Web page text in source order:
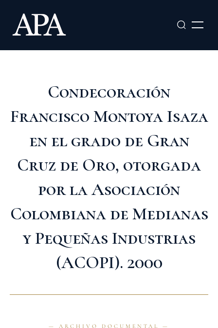
contenido
Condecoración
Francisco Montoya Isaza
en el grado de Gran
Cruz de Oro, otorgada
por la Asociación
Colombiana de Medianas
y Pequeñas Industrias
(ACOPI). 2000